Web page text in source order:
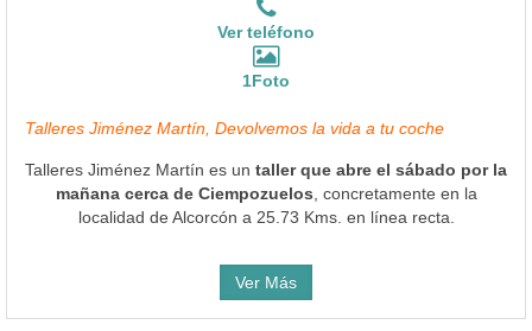
Ver teléfono
1Foto
Talleres Jiménez Martín, Devolvemos la vida a tu coche
Talleres Jiménez Martín es un taller que abre el sábado por la
mañana cerca de Ciempozuelos , concretamente en la
localidad de Alcorcón a 25.73 Kms. en línea recta.
Ver Más